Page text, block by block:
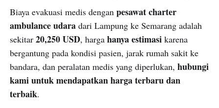
Biaya evakuasi medis dengan pesawat charter
ambulance udara dari Lampung ke Semarang adalah
sekitar 20,250 USD, harga hanya estimasi karena
bergantung pada kondisi pasien, jarak rumah sakit ke
bandara, dan peralatan medis yang diperlukan, hubungi
kami untuk mendapatkan harga terbaru dan
terbaik.